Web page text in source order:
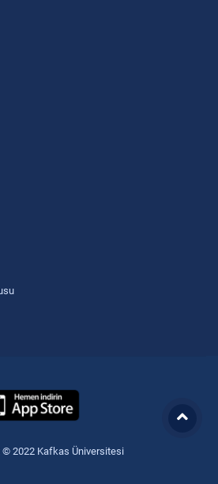
© 2022 Kafkas Üniversitesi